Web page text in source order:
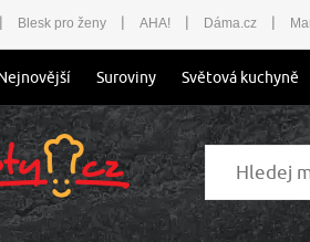
| Blesk pro ženy | AHA! | Dáma.cz |
Suroviny Světová kuchyně